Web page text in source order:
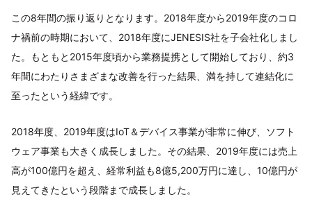
この8年間の振り返りとなります。2018年度から2019年度のコロ
ナ禍前の時期において、2018年度にJENESIS社を子会社化しまし
た。もともと2015年度頃から業務提携として開始しており、約3
年間にわたりさまざまな改善を行った結果、満を持して連結化に
至ったという経緯です。
2018年度、2019年度はIoT＆デバイス事業が非常に伸び、ソフト
ウェア事業も大きく成長しました。その結果、2019年度には売上
高が100億円を超え、経常利益も8億5,200万円に達し、10億円が
見えてきたという段階まで成長しました。